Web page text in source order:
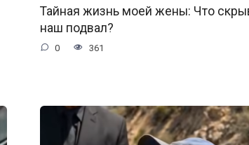
Тайная жизнь моей жены: Что
наш подвал?
0 361